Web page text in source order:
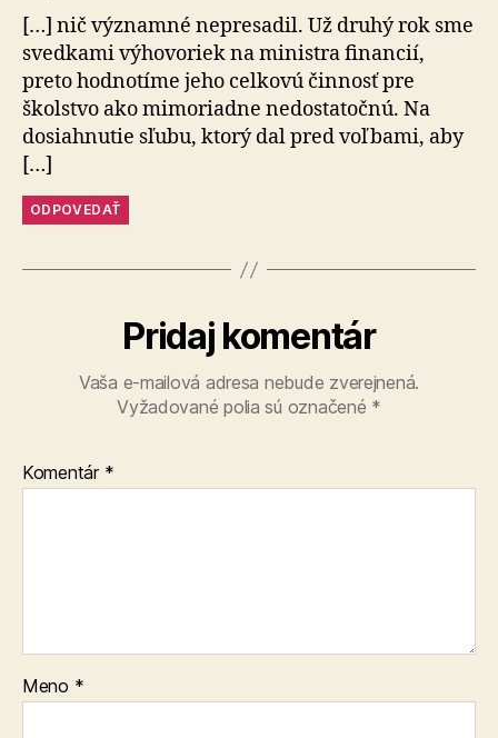
[…] nič významné nepresadil. Už druhý rok sme
svedkami výhovoriek na ministra financií,
preto hodnotíme jeho celkovú činnosť pre
školstvo ako mimoriadne nedostatočnú. Na
dosiahnutie sľubu, ktorý dal pred voľbami, aby
[…]
ODPOVEDAŤ
Pridaj komentár
Vaša e-mailová adresa nebude zverejnená.
Vyžadované polia sú označené *
Komentár *
Meno *